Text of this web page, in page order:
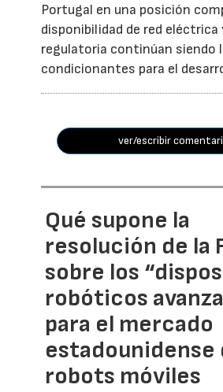
Portugal en una posición
disponibilidad de red eléctrica
regulatoria continúan siendo
condicionantes para el
ver/escribir
Qué supone la
resolución de la
sobre los
robóticos
para el mercado
estadounidense
robots móviles